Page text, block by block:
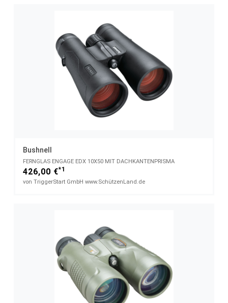
Bushnell
FERNGLAS ENGAGE EDX 10X50 MIT DACHKANTENPRISMA
426,00 €*1
von TriggerStart GmbH www.SchützenLand.de